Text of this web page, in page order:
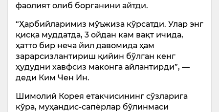
фаолият олиб борганини айтди.
“Ҳарбийларимиз мўъжиза кўрсатди. Улар энг
қисқа муддатда, 3 ойдан кам вақт ичида,
ҳатто бир неча йил давомида ҳам
зарарсизлантириш қийин бўлган кенг
ҳудудни хавфсиз маконга айлантирди”, —
деди Ким Чен Ин.
Шимолий Корея етакчисининг сўзларига
кўра, муҳандис-сапёрлар бўлинмаси